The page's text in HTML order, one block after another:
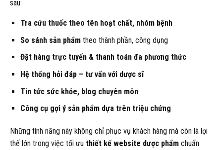
sau:
Tra cứu thuốc theo tên hoạt chất, nhóm bệnh
So sánh sản phẩmtheo thành phần, công dụng
Đặt hàng trực tuyến & thanh toán đa phương thức
Hệ thống hỏi đáp – tư vấn với dược sĩ
Tin tức sức khỏe, blog chuyên môn
Công cụ gợi ý sản phẩm dựa trên triệu chứng
Những tính năng này không chỉ phục vụ khách hàng mà còn là lợi
thế lớn trong việc tối ưu thiết kế website dược phẩm chuẩn